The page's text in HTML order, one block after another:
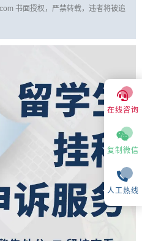
书面授权，严禁转载，违者将被追
在线咨询
复制微信
人工热线